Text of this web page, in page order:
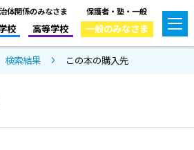
体関係のみなさま
校 高等学校
保護者・塾・一般
一般のみなさま
検索結果 この本の購入先